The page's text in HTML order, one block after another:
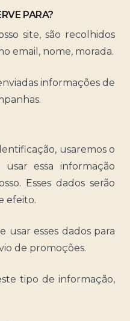
PARA?
site, são recolhidos
email, nome, morada.
informações de
usaremos o
essa informação
Esses dados serão
efeito.
esses dados para
de promoções.
tipo de informação,